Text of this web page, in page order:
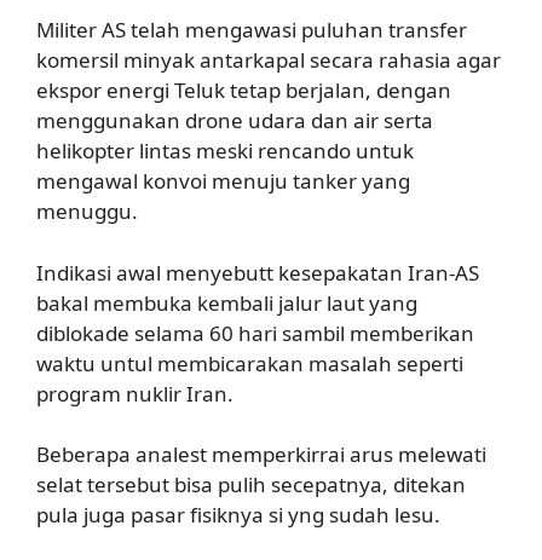
Militer AS telah mengawasi puluhan transfer
komersil minyak antarkapal secara rahasia agar
ekspor energi Teluk tetap berjalan, dengan
menggunakan drone udara dan air serta
helikopter lintas meski rencando untuk
mengawal konvoi menuju tanker yang
menuggu.
Indikasi awal menyebutt kesepakatan Iran-AS
bakal membuka kembali jalur laut yang
diblokade selama 60 hari sambil memberikan
waktu untul membicarakan masalah seperti
program nuklir Iran.
Beberapa analest memperkirrai arus melewati
selat tersebut bisa pulih secepatnya, ditekan
pula juga pasar fisiknya si yng sudah lesu.